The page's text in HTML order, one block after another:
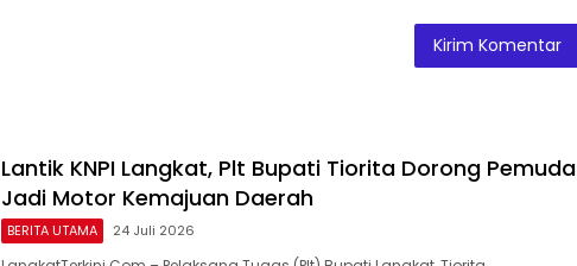
Lantik KNPI Langkat, Plt Bupati Tiorita Dorong Pemuda
Jadi Motor Kemajuan Daerah
BERITA UTAMA 24 Juli 2026